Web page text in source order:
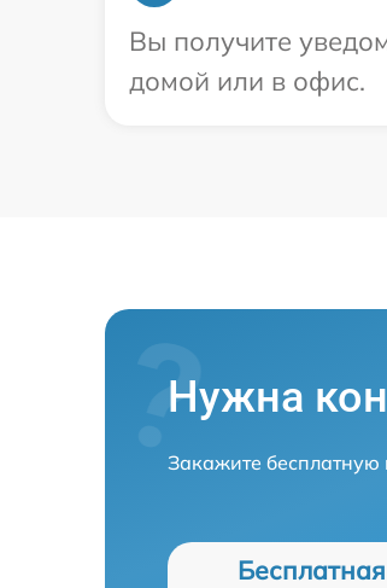
Вы получите
домой или в офис.
Нужна
Закажите бесплатную